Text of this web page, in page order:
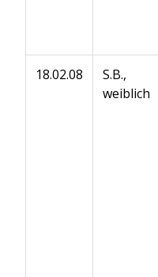
18.02.08
S.B.,
weiblich